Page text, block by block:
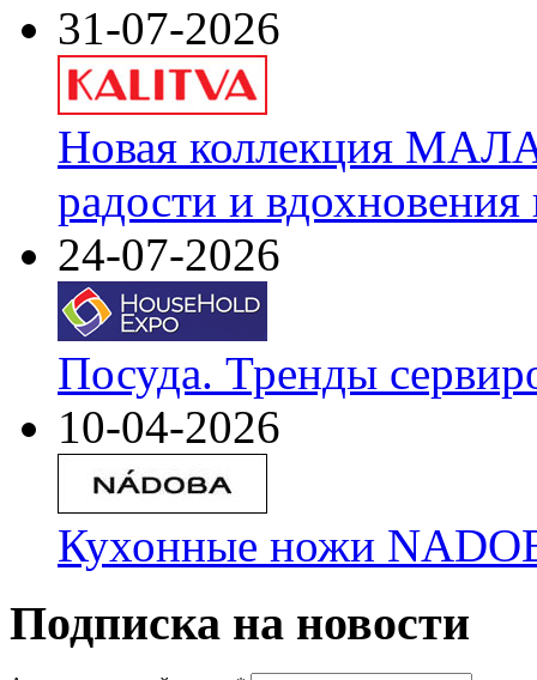
31-07-2026
Новая коллекция
радости и
24-07-2026
Посуда. Тренды
10-04-2026
Кухонные ножи
Подписка на новости